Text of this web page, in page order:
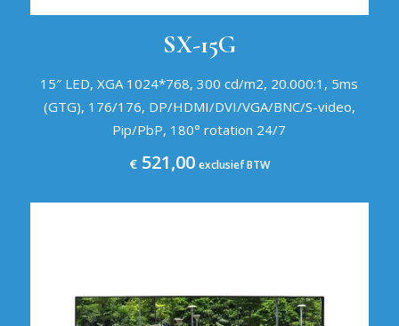
SX-15G
15″ LED, XGA 1024*768, 300 cd/m2, 20.000:1, 5ms
(GTG), 176/176, DP/HDMI/DVI/VGA/BNC/S-video,
Pip/PbP, 180° rotation 24/7
€521,00 exclusief BTW